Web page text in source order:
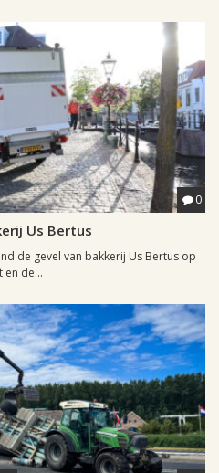
0
Us Bertus
de gevel van bakkerij Us Bertus op
en de...